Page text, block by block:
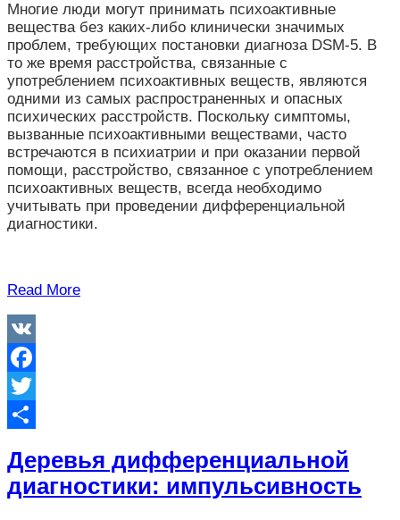
Многие люди могут принимать психоактивные
вещества без каких-либо клинически значимых
проблем, требующих постановки диагноза DSM-5. В
то же время расстройства, связанные с
употреблением психоактивных веществ, являются
одними из самых распространенных и опасных
психических расстройств. Поскольку симптомы,
вызванные психоактивными веществами, часто
встречаются в психиатрии и при оказании первой
помощи, расстройство, связанное с употреблением
психоактивных веществ, всегда необходимо
учитывать при проведении дифференциальной
диагностики.
Read More
VK
Facebook
Twitter
Деревья дифференциальной
диагностики: импульсивность